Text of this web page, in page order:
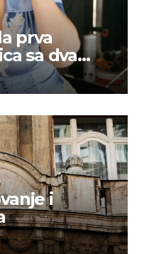
prva
sa dva
mestu u
godini
i